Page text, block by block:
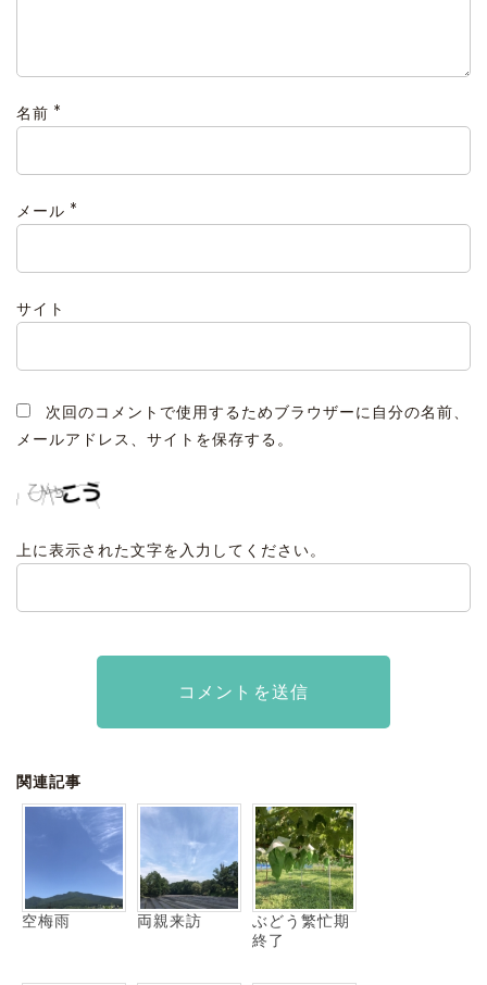
名前 *
メール *
サイト
次回のコメントで使用するためブラウザーに自分の名前、
メールアドレス、サイトを保存する。
上に表示された文字を入力してください。
関連記事
空梅雨 両親来訪
ぶどう繁忙期
終了